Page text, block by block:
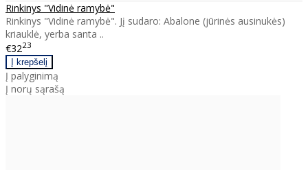
Rinkinys "Vidinė ramybė"
Rinkinys "Vidinė ramybė". Jį sudaro: Abalone (jūrinės ausinukės)
kriauklė, yerba santa ..
€3223
Į palyginimą
Į norų sąrašą